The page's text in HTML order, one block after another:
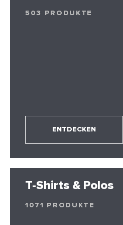
503 PRODUKTE
ENTDECKEN
T-Shirts & Polos
1071 PRODUKTE